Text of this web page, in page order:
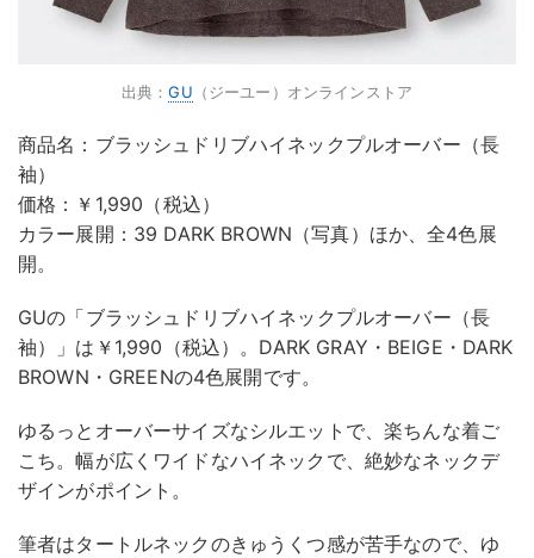
出典：GU （ジーユー）オンラインストア
商品名：ブラッシュドリブハイネックプルオーバー（長
袖）
価格：￥1,990（税込）
カラー展開：39 DARK BROWN（写真）ほか、全4色展
開。
GUの「ブラッシュドリブハイネックプルオーバー（長
袖）」は￥1,990（税込）。DARK GRAY・BEIGE・DARK
BROWN・GREENの4色展開です。
ゆるっとオーバーサイズなシルエットで、楽ちんな着ご
こち。幅が広くワイドなハイネックで、絶妙なネックデ
ザインがポイント。
筆者はタートルネックのきゅうくつ感が苦手なので、ゆ